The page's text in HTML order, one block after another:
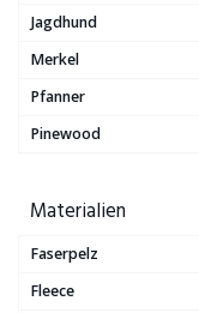
Jagdhund
Merkel
Pfanner
Pinewood
Materialien
Faserpelz
Fleece